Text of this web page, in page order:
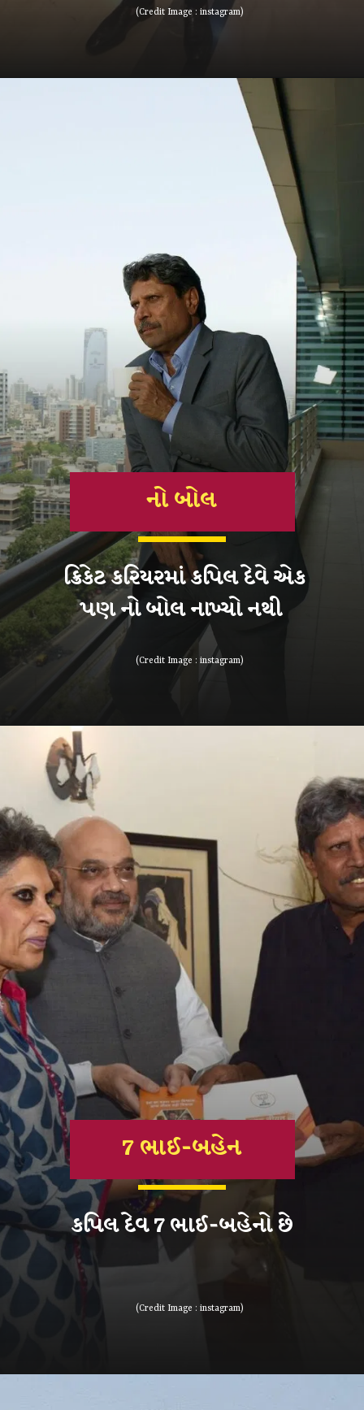
(Credit Image : instagram)
(Credit Image : instagram)
ક્રિકેટ કરિયરમાં કપિલ દેવે એક
પણ નો બોલ નાખ્યો નથી
નો બોલ
(Credit Image : instagram)
કપિલ દેવ 7 ભાઈ-બહેનો છે
7 ભાઈ-બહેન